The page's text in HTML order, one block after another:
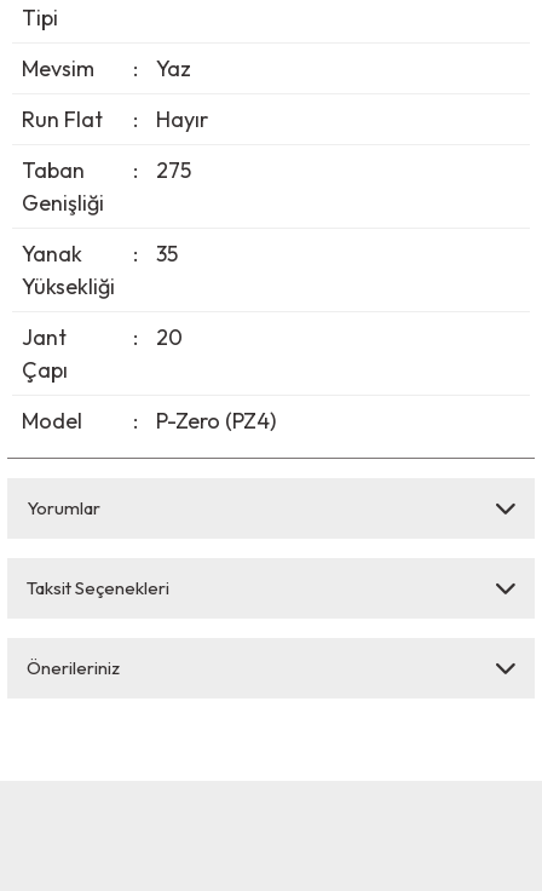
Tipi
Mevsim :
Yaz
Run Flat
:
Hayır
Taban
Genişliği
: 275
Yanak
Yüksekliği
: 35
Jant
Çapı
: 20
Model : P-Zero (PZ4)
Yorumlar
Bu ürüne ilk yorumu siz yapın!
Taksit Seçenekleri
Önerileriniz